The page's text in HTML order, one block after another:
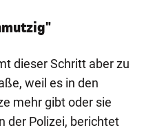
dieser Schritt aber zu
weil es in den
mehr gibt oder sie
der Polizei, berichtet